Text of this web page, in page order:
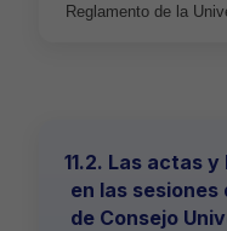
Reglamento de la
11.2. Las actas
en las sesiones
de Consejo